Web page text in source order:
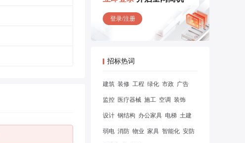
登录/注册
招标热词
建筑 装修 工程 绿化 市政 广告
监控 医疗器械 施工 空调 装饰
设计 钢结构 办公家具 电梯 土建
弱电 消防 物业 家具 智能化 安防